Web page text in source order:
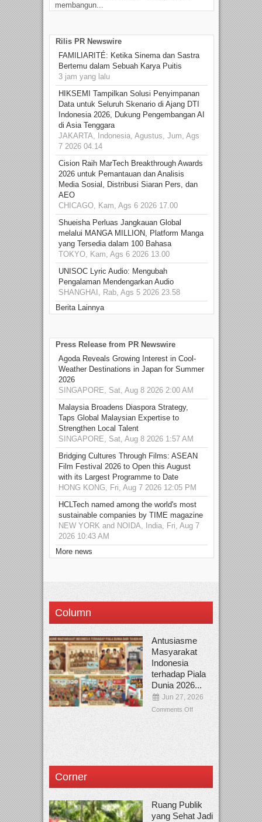
membangun...
Rilis PR Newswire
FAMILIARITÉ: Ketika Sinema dan Sastra
Bertemu dalam Sebuah Karya Puitis
3 jam yang lalu
HIKSEMI Tampilkan Solusi Penyimpanan
Data untuk Seluruh Skenario di Ajang DTI
Indonesia 2026, Dukung Pengembangan AI
di Asia Tenggara
JAKARTA, Indonesia, Agustus, Jum, Ags
7 2026 04.14
Cision Raih MarTech Breakthrough Awards
2026 untuk Pemantauan dan Analisis
Media Sosial, Distribusi Siaran Pers, dan
AEO
CHICAGO, Kam, Ags 6 2026 17.00
Shueisha Perluas Jangkauan Global
melalui MANGA MILLION, Platform Manga
yang Tersedia dalam 100 Bahasa
TOKYO, Kam, Ags 6 2026 13.00
UNISOC Lyric Audio: Mengubah
Pengalaman Mendengarkan Audio
SHANGHAI, Rab, Ags 5 2026 23.58
Berita Lainnya
Press Release from PR Newswire
Agoda Reveals Growing Interest in Cool-
Weather Destinations in Japan for Summer
2026
SINGAPORE, Sat, Aug 8 2026 2:00 AM
Malaysia Broadens Diaspora Strategy,
Taps Global Malaysian Expertise to
Strengthen Local Talent
SINGAPORE, Sat, Aug 8 2026 1:57 AM
Bridging Cultures Through Films: ASEAN
Film Festival 2026 to Open this August
with its Largest Programme to Date
HONG KONG, Fri, Aug 7 2026 12:05 PM
HCLTech named among the world's most
sustainable companies by TIME magazine
NEW YORK and NOIDA, India, Fri, Aug 7
2026 10:43 AM
More news
Column
Antusiasme
Masyarakat
Indonesia
terhadap Piala
Dunia 2026...
Jun 27, 2026
Comments Off
Corner
Ruang Publik
yang Sehat Jadi